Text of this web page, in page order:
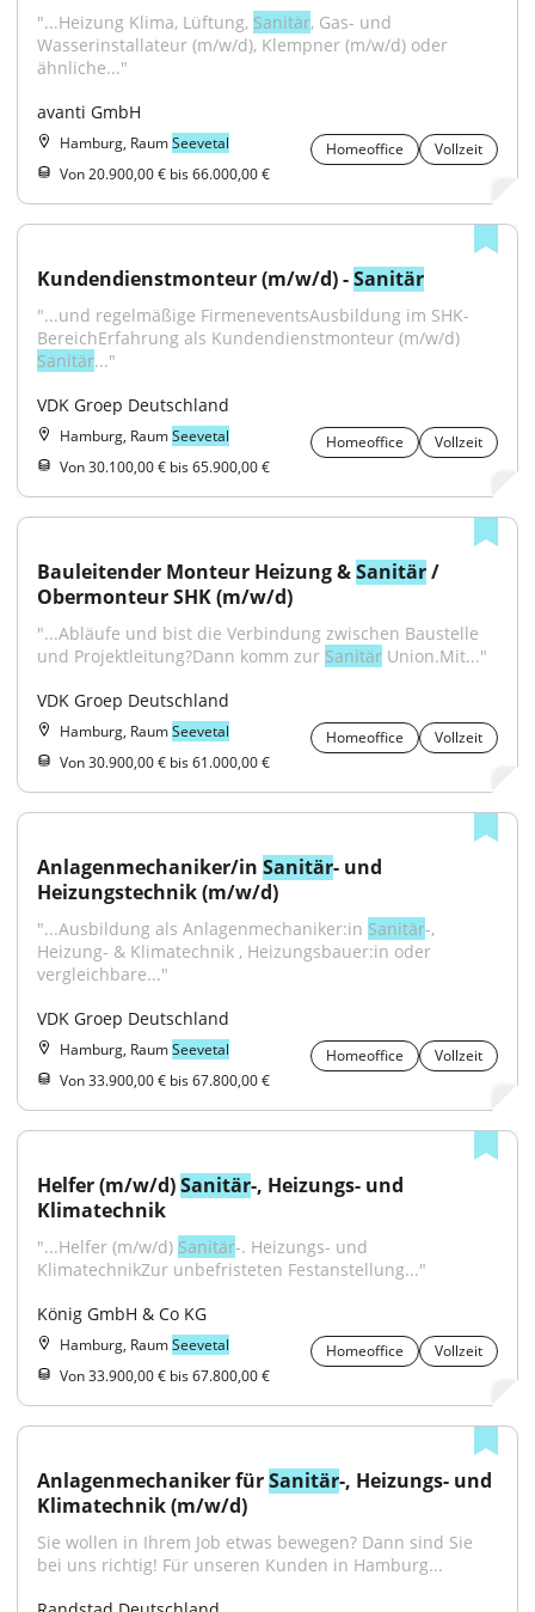
"...Heizung Klima, Lüftung, Sanitär, Gas- und
Wasserinstallateur (m/w/d), Klempner (m/w/d) oder
ähnliche..."
avanti GmbH
Hamburg, RaumSeevetal Homeoffice
Vollzeit
Von 20.900,00 € bis 66.000,00 €
Kundendienstmonteur (m/w/d) - Sanitär
"...und regelmäßige FirmeneventsAusbildung im SHK-
Sanitär..."
VDK Groep Deutschland
Hamburg, RaumSeevetal Homeoffice
Vollzeit
Von 30.100,00 € bis 65.900,00 €
Bauleitender Monteur Heizung & Sanitär /
Obermonteur SHK (m/w/d)
"...Abläufe und bist die Verbindung zwischen Baustelle
und Projektleitung?Dann komm zur Sanitär Union.Mit..."
VDK Groep Deutschland
Hamburg, RaumSeevetal Homeoffice
Vollzeit
Von 30.900,00 € bis 61.000,00 €
Anlagenmechaniker/in Sanitär- und
Heizungstechnik (m/w/d)
"...Ausbildung als Anlagenmechaniker:in Sanitär-,
Heizung- & Klimatechnik , Heizungsbauer:in oder
vergleichbare..."
VDK Groep Deutschland
Hamburg, RaumSeevetal Homeoffice
Vollzeit
Von 33.900,00 € bis 67.800,00 €
Helfer (m/w/d) Sanitär-, Heizungs- und
Klimatechnik
"...Helfer (m/w/d) Sanitär-. Heizungs- und
KlimatechnikZur unbefristeten Festanstellung..."
König GmbH & Co KG
Hamburg, RaumSeevetal Homeoffice
Vollzeit
Von 33.900,00 € bis 67.800,00 €
Anlagenmechaniker für Sanitär-, Heizungs- und
Klimatechnik (m/w/d)
Sie wollen in Ihrem Job etwas bewegen? Dann sind Sie
bei uns richtig! Für unseren Kunden in Hamburg...